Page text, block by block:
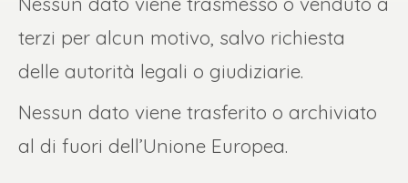
terzi per alcun motivo, salvo richiesta
delle autorità legali o giudiziarie.
Nessun dato viene trasferito o archiviato
al di fuori dell’Unione Europea.